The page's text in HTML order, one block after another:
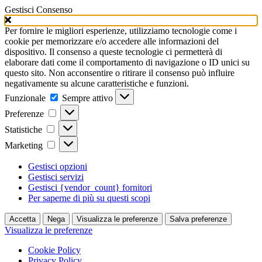
Gestisci Consenso
Per fornire le migliori esperienze, utilizziamo tecnologie come i
cookie per memorizzare e/o accedere alle informazioni del
dispositivo. Il consenso a queste tecnologie ci permetterà di
elaborare dati come il comportamento di navigazione o ID unici su
questo sito. Non acconsentire o ritirare il consenso può influire
negativamente su alcune caratteristiche e funzioni.
Funzionale
Funzionale
Sempre attivo
Preferenze
Preferenze
Statistiche Statistiche
Marketing Marketing
Gestisci opzioni
Gestisci servizi
Gestisci {vendor_count} fornitori
Per saperne di più su questi scopi
Accetta Nega Visualizza le preferenze Salva preferenze
Visualizza le preferenze
Cookie Policy